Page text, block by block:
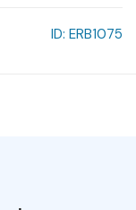
ID: ERB1075